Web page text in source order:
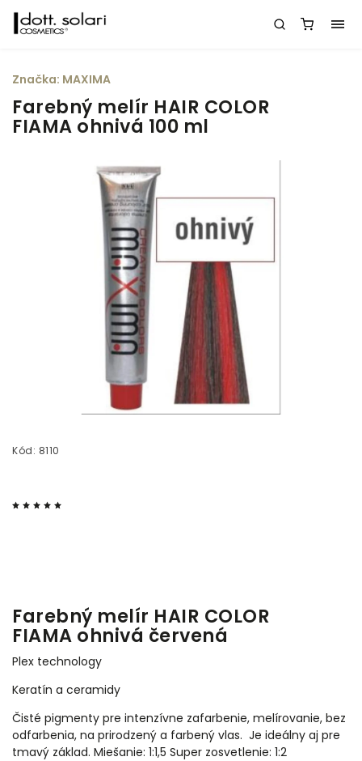
Farebný melír HAIR COLOR
FIAMA ohnivá 100 ml
Kód: 8110
Farebný melír HAIR COLOR
FIAMA ohnivá červená
Plex technology
Keratín a ceramidy
Čisté pigmenty pre intenzívne zafarbenie, melírovanie, bez
odfarbenia, na prirodzený a farbený vlas. Je ideálny aj pre
tmavý základ. Miešanie: 1:1,5 Super zosvetlenie: 1:2
Značka: MAXIMA